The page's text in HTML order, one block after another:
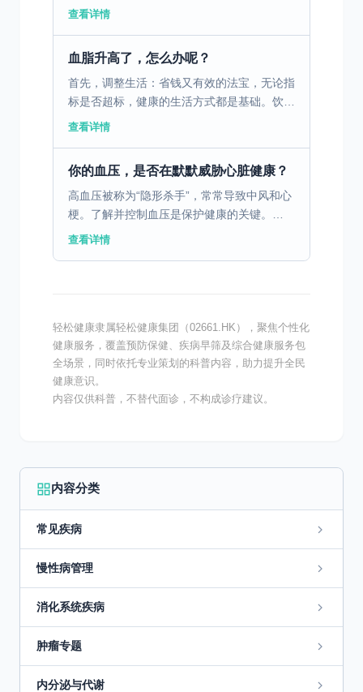
失去弹性并变得狭窄，从而影响血流通畅。这
查看详情
血脂升高了，怎么办呢？
首先，调整生活：省钱又有效的法宝，无论指
标是否超标，健康的生活方式都是基础。饮食
上记住“三少三多”：少肥肉、少油炸、少甜
查看详情
你的血压，是否在默默威胁心脏健康？
高血压被称为“隐形杀手”，常常导致中风和心
梗。了解并控制血压是保护健康的关键。
一、认识高血压：什么是高血压？ 高血压是
查看详情
轻松健康隶属轻松健康集团（02661.HK），聚焦个性化
健康服务，覆盖预防保健、疾病早筛及综合健康服务包
全场景，同时依托专业策划的科普内容，助力提升全民
健康意识。
内容仅供科普，不替代面诊，不构成诊疗建议。
内容分类
常见疾病
慢性病管理
消化系统疾病
肿瘤专题
内分泌与代谢